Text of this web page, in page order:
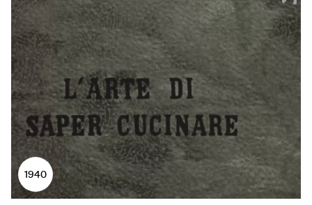
1940